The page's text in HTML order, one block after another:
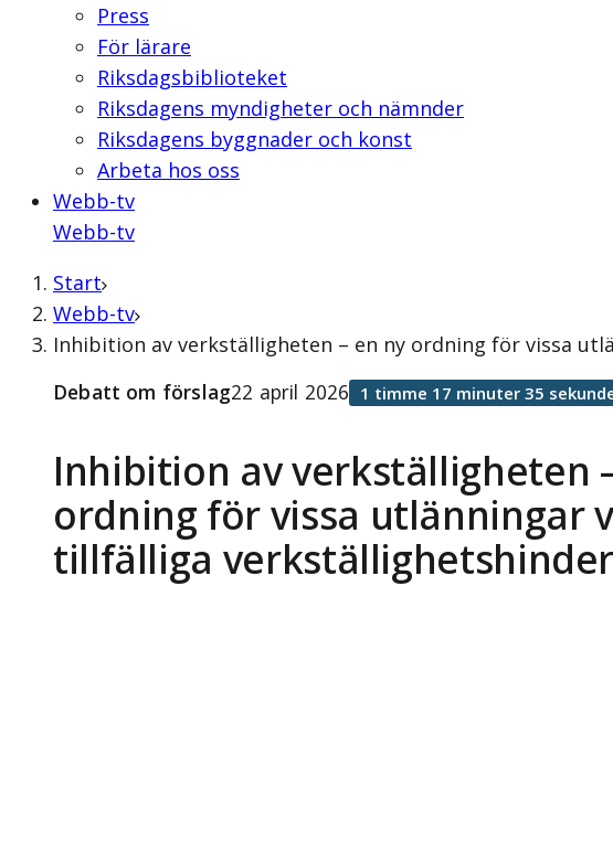
Press
För lärare
Riksdagsbiblioteket
Riksdagens myndigheter och nämnder
Riksdagens byggnader och konst
Arbeta hos oss
Webb-tv
Webb-tv
Start
Webb-tv
Inhibition av verkställigheten – en ny ordning för vissa
Inhibition av verkställigheten
ordning för vissa utlänningar
tillfälliga verkställighetshinder
Debatt om förslag22 april 2026 1 timme 17 minuter 35